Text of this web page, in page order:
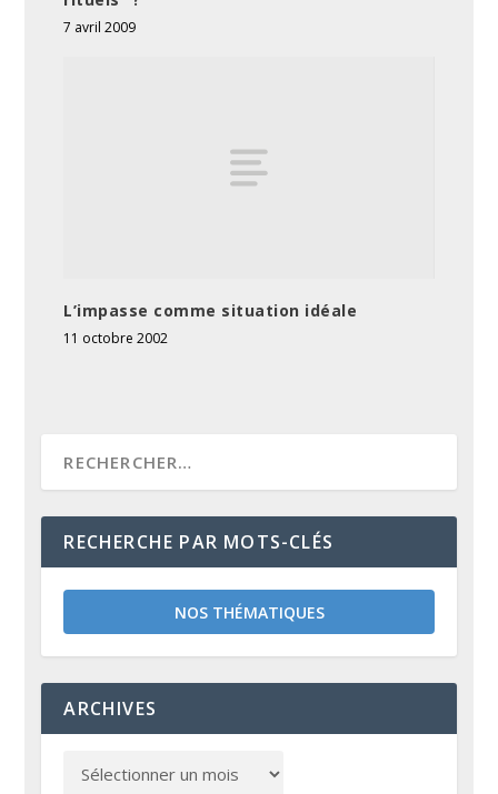
7 avril 2009
L’impasse comme situation idéale
11 octobre 2002
RECHERCHE PAR MOTS-CLÉS
NOS THÉMATIQUES
ARCHIVES